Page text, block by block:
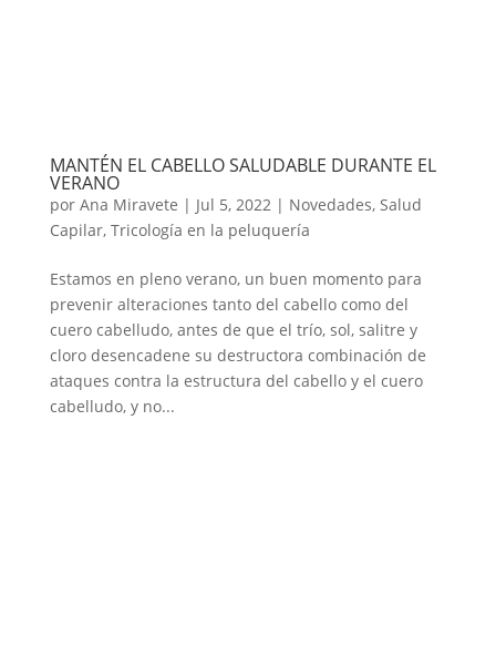
MANTÉN EL CABELLO SALUDABLE DURANTE EL
VERANO
por Ana Miravete | Jul 5, 2022| Novedades, Salud
Capilar, Tricología en la peluquería
Estamos en pleno verano, un buen momento para
prevenir alteraciones tanto del cabello como del
cuero cabelludo, antes de que el trío, sol, salitre y
cloro desencadene su destructora combinación de
ataques contra la estructura del cabello y el cuero
cabelludo, y no...